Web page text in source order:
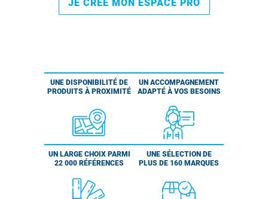
JE CRÉE MON ESPACE PRO
UNE DISPONIBILITÉ DE
PRODUITS À PROXIMITÉ
UN ACCOMPAGNEMENT
ADAPTÉ À VOS BESOINS
UN LARGE CHOIX PARMI
22 000 RÉFÉRENCES
UNE SÉLECTION DE
PLUS DE 160 MARQUES